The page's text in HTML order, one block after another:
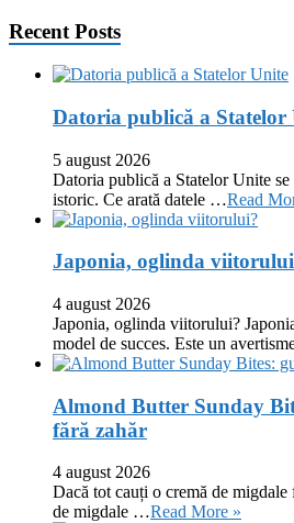
Recent Posts
Datoria publică a Statelor
5 august 2026
Datoria publică a Statelor Unite
istoric. Ce arată datele …Read
Japonia, oglinda
4 august 2026
Japonia, oglinda viitorului?
model de succes. Este un
Almond Butter Sunday
fără zahăr
4 august 2026
Dacă tot cauți o cremă de migdale
de migdale …Read More »